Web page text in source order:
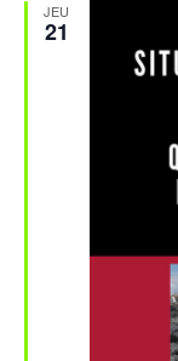
JEU
21